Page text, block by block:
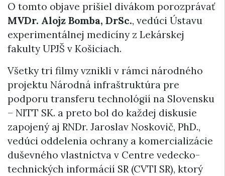
O tomto objave prišiel divákom porozprávať
MVDr. Alojz Bomba, DrSc., vedúci Ústavu
experimentálnej medicíny z Lekárskej
fakulty UPJŠ v Košiciach.
Všetky tri filmy vznikli v rámci národného
projektu Národná infraštruktúra pre
podporu transferu technológií na Slovensku
– NITT SK. a preto bol do každej diskusie
zapojený aj RNDr. Jaroslav Noskovič, PhD.,
vedúci oddelenia ochrany a komercializácie
duševného vlastníctva v Centre vedecko-
technických informácií SR (CVTI SR), ktorý